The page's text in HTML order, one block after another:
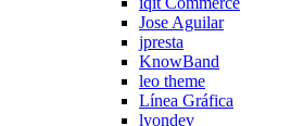
Jose Aguilar
jpresta
KnowBand
leo theme
Línea Gráfica
lyondev